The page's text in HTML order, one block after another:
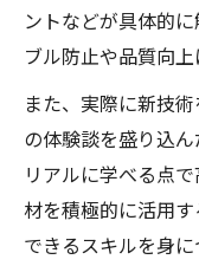
ントなどが具体的
ブル防止や品質向上
また、実際に新技
の体験談を盛り込
リアルに学べる点
材を積極的に活用
できるスキルを身に